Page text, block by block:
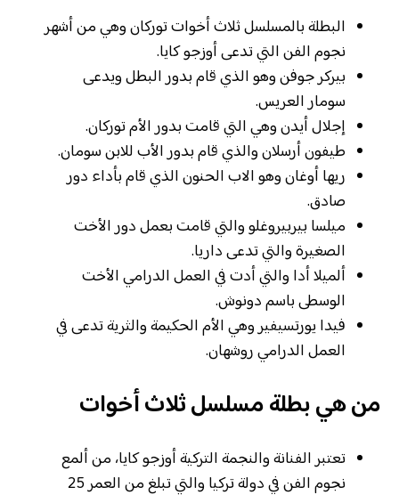
البطلة بالمسلسل ثلاث أخوات توركان وهي من أشهر
نجوم الفن التي تدعى أوزجو كايا.
بيركر جوفن وهو الذي قام بدور البطل ويدعى
سومار العريس.
إجلال أيدن وهي التي قامت بدور الأم توركان.
طيفون أرسلان والذي قام بدور الأب للابن سومان.
ريها أوغان وهو الاب الحنون الذي قام بأداء دور
صادق.
ميلسا بيربيروغلو والتي قامت بعمل دور الأخت
الصغيرة والتي تدعى داريا.
ألميلا أدا والتي أدت في العمل الدرامي الأخت
الوسطى باسم دونوش.
فيدا يورتسيفير وهي الأم الحكيمة والثرية تدعى في
العمل الدرامي روشهان.
من هي بطلة مسلسل ثلاث أخوات
تعتبر الفنانة والنجمة التركية أوزجو كايا، من ألمع
نجوم الفن في دولة تركيا والتي تبلغ من العمر 25